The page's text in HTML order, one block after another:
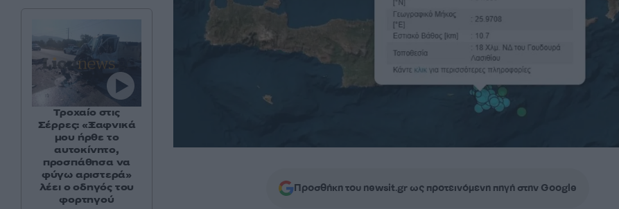
Προσθήκη του newsit.gr ως προτεινόμενη πηγή στην Google
Τροχαίο στις
Σέρρες: «Ξαφνικά
μου ήρθε το
αυτοκίνητο,
προσπάθησα να
φύγω αριστερά»
λέει ο οδηγός του
φορτηγού